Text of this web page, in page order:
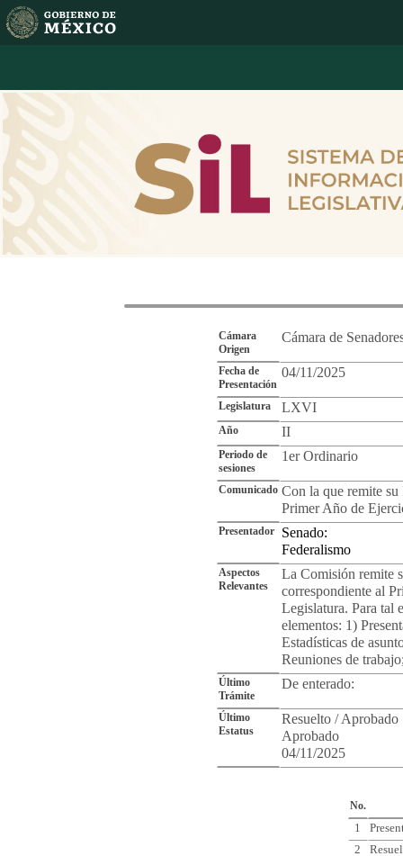
Cámara
Origen
Cámara de
Fecha de
Presentación
04/11/2025
Legislatura LXVI
Año II
Periodo de
sesiones
1er Ordinario
Comunicado Con la que remite
Primer Año de
Presentador
Senado:
Federalismo
Aspectos
Relevantes
La Comisión remite
correspondiente al
Legislatura. Para tal
elementos: 1)
Estadísticas de
Reuniones de
Último
Trámite
De enterado:
Último
Estatus
Resuelto / Aprobado
Aprobado
04/11/2025
No.
1
2